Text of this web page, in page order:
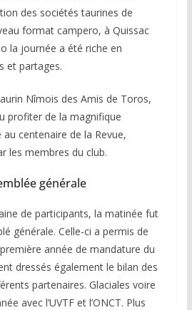
des sociétés taurines de
format campero, à Quissac
la journée a été riche en
et partages.
Nîmois des Amis de Toros,
profiter de la magnifique
centenaire de la Revue,
les membres du club.
générale
de participants, la matinée fut
générale. Celle-ci a permis de
année de mandature du
dressés également le bilan des
partenaires. Glaciales voire
avec l’UVTF et l’ONCT. Plus